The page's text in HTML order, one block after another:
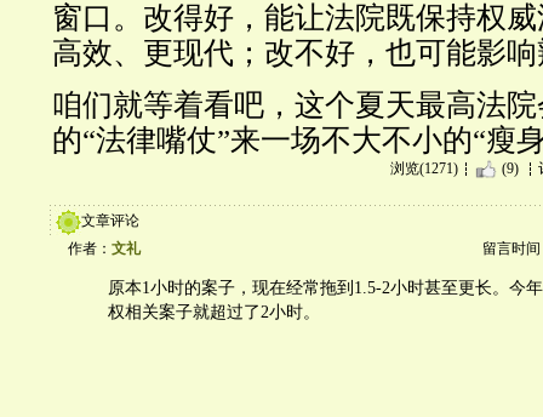
窗口。改得好，能让法院既保持权
高效、更现代；改不好，也可能影
咱们就等着看吧，这个夏天最高法
的“法律嘴仗”来一场不大不小的“瘦
浏览(1271) (9)
文章评论
作者： 文礼 留言时间
原本1小时的案子，现在经常拖到1.5-2小时甚至更长。今
权相关案子就超过了2小时。